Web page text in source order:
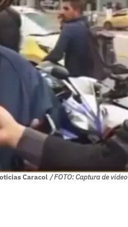
Caracol / FOTO: Captura de video